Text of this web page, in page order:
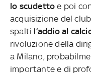
lo scudetto e poi
acquisizione del
spalti l’addio al
rivoluzione della
a Milano,
importante e di